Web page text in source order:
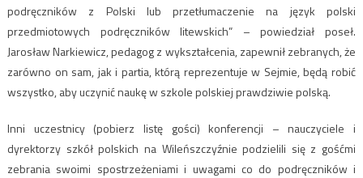
podręczników z Polski lub przetłumaczenie na język polski
przedmiotowych podręczników litewskich” – powiedział poseł.
Jarosław Narkiewicz, pedagog z wykształcenia, zapewnił zebranych, że
zarówno on sam, jak i partia, którą reprezentuje w Sejmie, będą robić
wszystko, aby uczynić naukę w szkole polskiej prawdziwie polską.
Inni uczestnicy (pobierz listę gości) konferencji – nauczyciele i
dyrektorzy szkół polskich na Wileńszczyźnie podzielili się z gośćmi
zebrania swoimi spostrzeżeniami i uwagami co do podręczników i